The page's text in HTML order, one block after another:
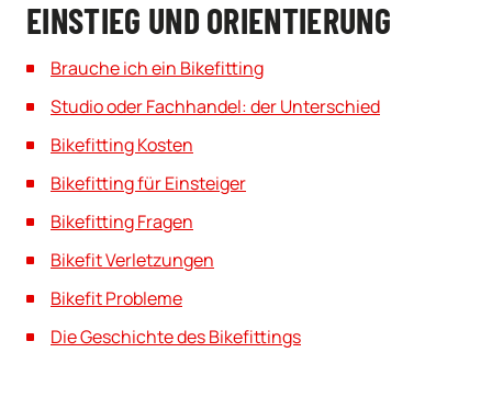
EINSTIEG UND ORIENTIERUNG
Brauche ich ein Bikefitting
Studio oder Fachhandel: der Unterschied
Bikefitting Kosten
Bikefitting für Einsteiger
Bikefitting Fragen
Bikefit Verletzungen
Bikefit Probleme
Die Geschichte des Bikefittings